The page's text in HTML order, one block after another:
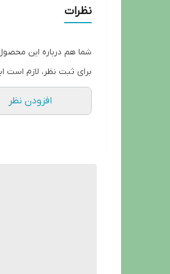
نظرات
شما هم درباره این
برای ثبت نظر، لازم است
افزودن نظر